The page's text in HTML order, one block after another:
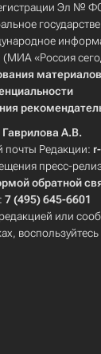
Эл №
(МИА «Россия
материалов
Гаврилова А.В.
почты Редакции:
пресс-
обратной
7 (495) 645-6601
или
воспользуйтесь